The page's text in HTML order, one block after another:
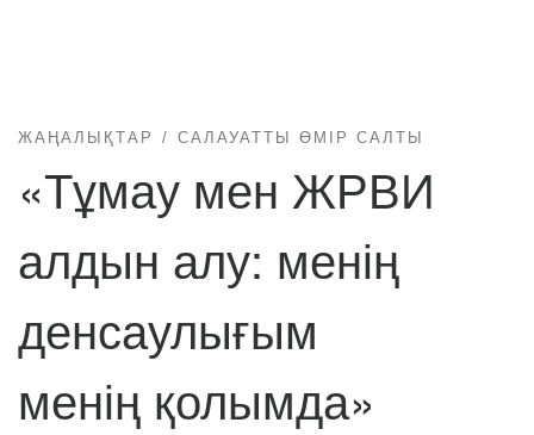
ЖАҢАЛЫҚТАР САЛАУАТТЫ ӨМІР САЛТЫ
«Тұмау мен ЖРВИ
алдын алу: менің
денсаулығым
менің қолымда»